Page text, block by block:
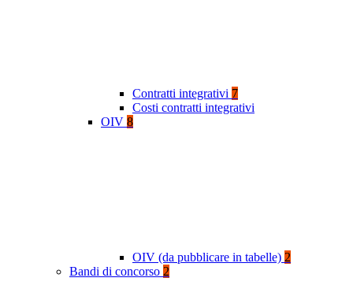
Contratti integrativi 7
Costi contratti integrativi
OIV 8
OIV (da pubblicare in tabelle) 2
Bandi di concorso 2